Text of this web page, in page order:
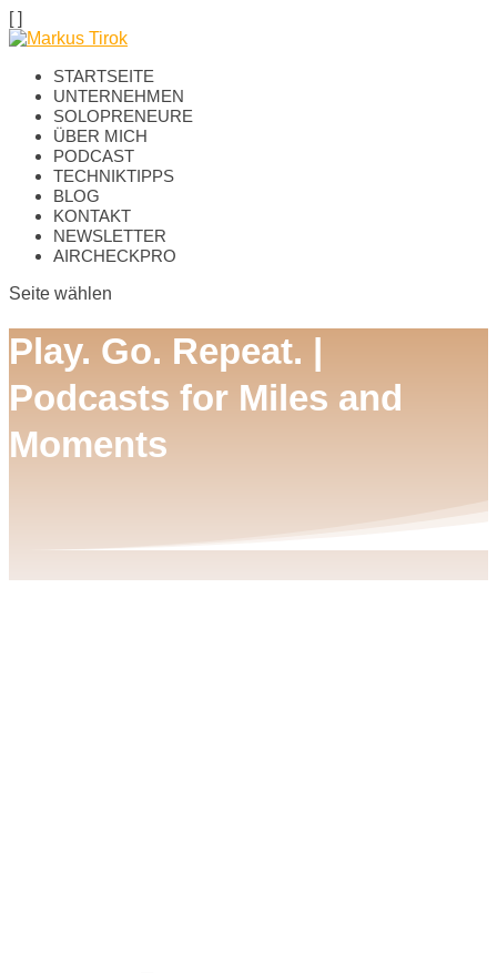
[ ]
STARTSEITE
UNTERNEHMEN
SOLOPRENEURE
ÜBER MICH
PODCAST
TECHNIKTIPPS
BLOG
KONTAKT
NEWSLETTER
AIRCHECKPRO
Seite wählen
Play. Go. Repeat. |
Podcasts for Miles and
Moments